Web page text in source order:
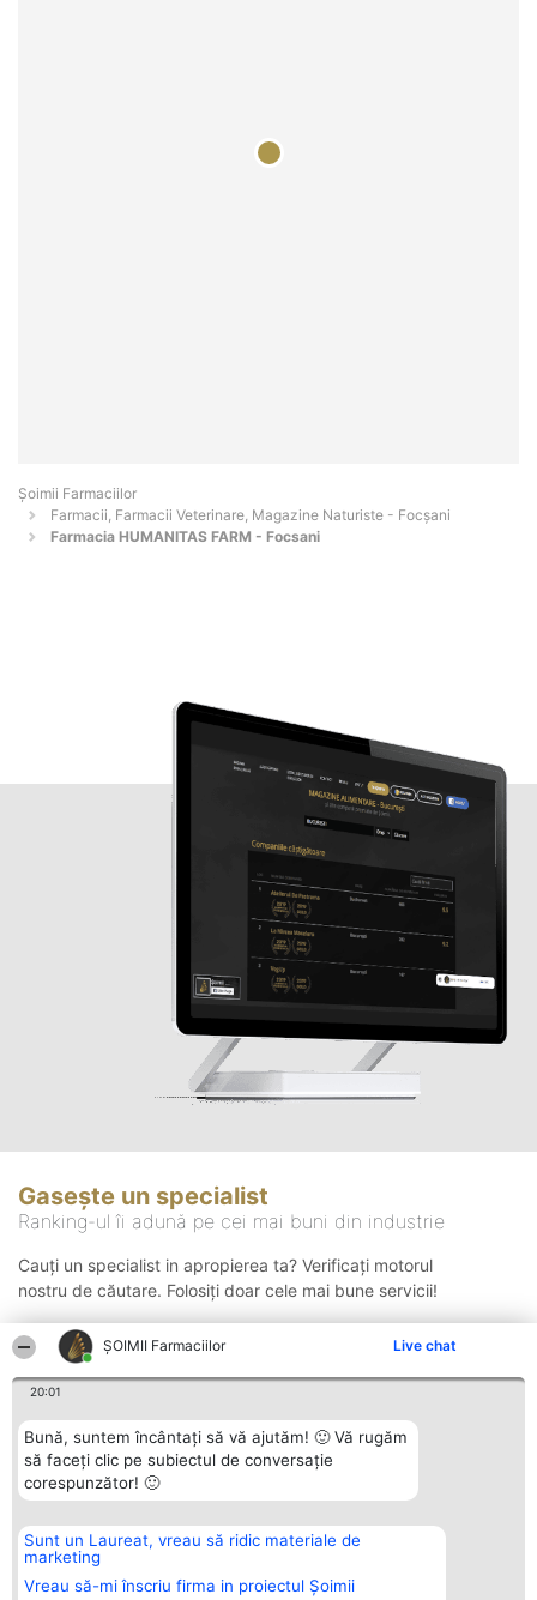
ŞOIMII Farmaciilor Live chat
20:01
Bună, suntem încântați să vă ajutăm! 🙂 Vă rugăm
să faceți clic pe subiectul de conversație
corespunzător! 🙂
Sunt un Laureat, vreau să ridic materiale de
marketing
Vreau să-mi înscriu firma in proiectul Șoimii
Şoimii Farmaciilor
Farmacii, Farmacii Veterinare, Magazine Naturiste - Focşani
Farmacia HUMANITAS FARM - Focsani
Gasește un specialist
Ranking-ul îi adună pe cei mai buni din industrie
Cauți un specialist in apropierea ta? Verificați motorul
nostru de căutare. Folosiți doar cele mai bune servicii!
Organizator Ranking
BRIGHT SOLUTIONS BR SRL
Aleea Timisul De Sus 2 Bl. A30
Sc. A Et. 4 Ap. 13 Cod 061952
Plebiscyt
Lista Tuturor
Laureaților
Contact